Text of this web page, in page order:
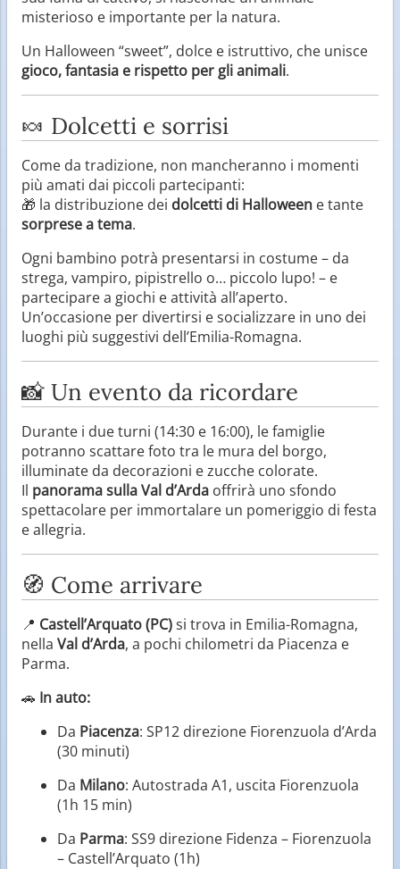
misterioso e importante per la natura.
Un Halloween “sweet”, dolce e istruttivo, che unisce
gioco, fantasia e rispetto per gli animali.
🍬 Dolcetti e sorrisi
Come da tradizione, non mancheranno i momenti
più amati dai piccoli partecipanti:
🎁 la distribuzione dei dolcetti di Halloween e tante
sorprese a tema.
Ogni bambino potrà presentarsi in costume – da
strega, vampiro, pipistrello o… piccolo lupo! – e
partecipare a giochi e attività all’aperto.
Un’occasione per divertirsi e socializzare in uno dei
luoghi più suggestivi dell’Emilia-Romagna.
📸 Un evento da ricordare
Durante i due turni (14:30 e 16:00), le famiglie
potranno scattare foto tra le mura del borgo,
illuminate da decorazioni e zucche colorate.
Il panorama sulla Val d’Arda offrirà uno sfondo
spettacolare per immortalare un pomeriggio di festa
e allegria.
🧭 Come arrivare
📍 Castell’Arquato (PC)si trova in Emilia-Romagna,
nella Val d’Arda, a pochi chilometri da Piacenza e
Parma.
🚗 In auto:
Da Piacenza: SP12 direzione Fiorenzuola d’Arda
(30 minuti)
Da Milano: Autostrada A1, uscita Fiorenzuola
(1h 15 min)
Da Parma: SS9 direzione Fidenza – Fiorenzuola
– Castell’Arquato (1h)